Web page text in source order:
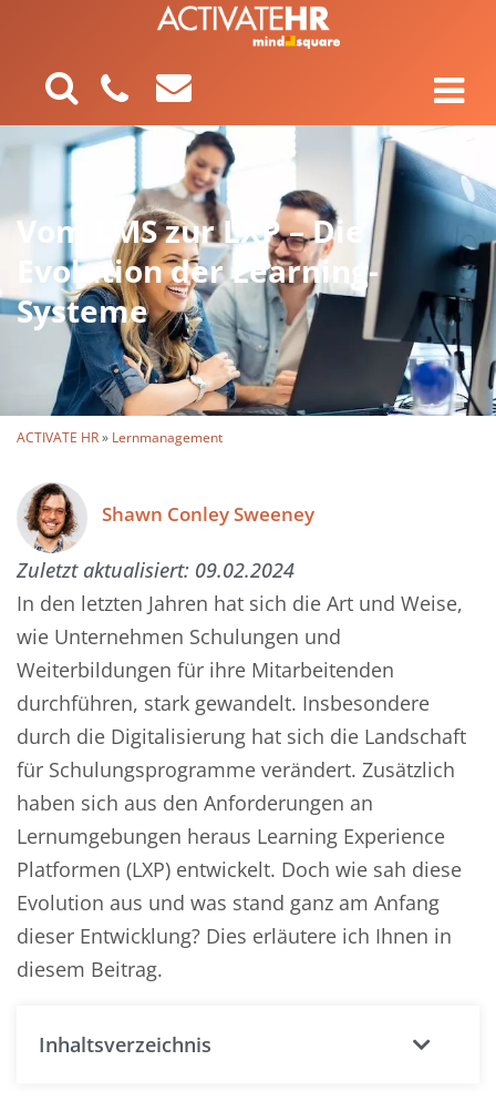
Vom LMS zur LXP – Die
Evolution der Learning-
Systeme
ACTIVATE HR» Lernmanagement
Shawn Conley Sweeney
Zuletzt aktualisiert: 09.02.2024
In den letzten Jahren hat sich die Art und Weise,
wie Unternehmen Schulungen und
Weiterbildungen für ihre Mitarbeitenden
durchführen, stark gewandelt. Insbesondere
durch die Digitalisierung hat sich die Landschaft
für Schulungsprogramme verändert. Zusätzlich
haben sich aus den Anforderungen an
Lernumgebungen heraus Learning Experience
Platformen (LXP) entwickelt. Doch wie sah diese
Evolution aus und was stand ganz am Anfang
dieser Entwicklung? Dies erläutere ich Ihnen in
diesem Beitrag.
Inhaltsverzeichnis